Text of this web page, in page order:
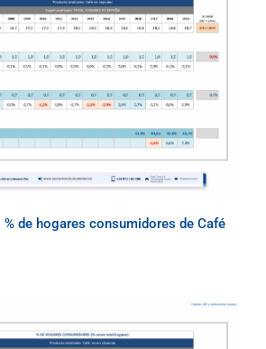
de hogares consumidores de Café